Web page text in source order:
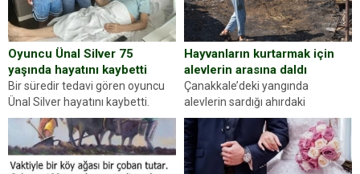
Abdurrahman Ö.nün verdiği
evraklarda eksik olduğunu...
Oyuncu Ünal Silver 75
yaşında hayatını kaybetti
Bir süredir tedavi gören oyuncu
Ünal Silver hayatını kaybetti.
Haberi, oyuncunun menajerlik
ajansı duyurdu. Renda Güner,
sosyal medya hesabında “Usta
Oyuncumuz ve çok değerli
Hayvanların kurtarmak için
alevlerin arasına daldı
Çanakkale’deki yangında
alevlerin sardığı ahırdaki
hayvanlarını kurtarmak isteyen
Zeki Demir (66) ölümden döndü.
Yüzünde ve ellerinde yanıklar
oluşan Demir, kâbus dolu anları